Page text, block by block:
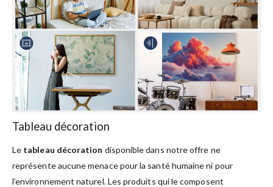
Tableau décoration
Le tableau décoration disponible dans notre offre ne
représente aucune menace pour la santé humaine ni pour
l’environnement naturel. Les produits qui le composent